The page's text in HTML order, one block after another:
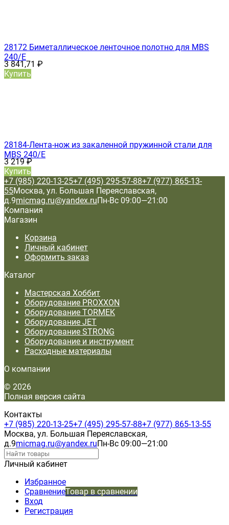
28172 Биметаллическое ленточное полотно для MBS
240/E
3 841,71 ₽
Купить
28184-Лента-нож из закаленной пружинной стали для
MBS 240/E
3 219₽
Купить
+7 (985) 220-13-25+7 (495) 295-57-88+7 (977) 865-13-
55Москва, ул. Большая Переяславская,
д.9micmag.ru@yandex.ruПн-Вс 09:00—21:00
Компания
Магазин
Корзина
Личный кабинет
Оформить заказ
Каталог
Мастерская Хоббит
Оборудование PROXXON
Оборудование TORMEK
Оборудование JET
Оборудование STRONG
Оборудование и инструмент
Расходные материалы
О компании
© 2026
Полная версия сайта
Контакты
+7 (985) 220-13-25+7 (495) 295-57-88+7 (977) 865-13-55
Москва, ул. Большая Переяславская,
д.9micmag.ru@yandex.ruПн-Вс 09:00—21:00
Личный кабинет
Избранное
СравнениеТовар в сравнении
Вход
Регистрация